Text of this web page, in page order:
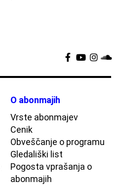
O abonmajih
Vrste abonmajev
Cenik
Obveščanje o programu
Gledališki list
Pogosta vprašanja o
abonmajih